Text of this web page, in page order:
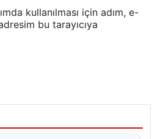
kullanılması için adım, e-
bu tarayıcıya